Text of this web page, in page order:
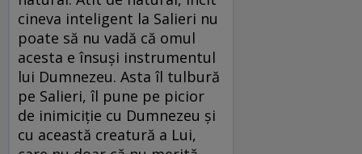
cineva inteligent la Salieri nu
poate să nu vadă că omul
acesta e însuși instrumentul
lui Dumnezeu. Asta îl tulbură
pe Salieri, îl pune pe picior
de inimiciție cu Dumnezeu și
cu această creatură a Lui,